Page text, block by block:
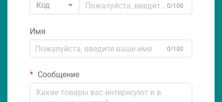
Код
0/100
Имя
0/100
Сообщение